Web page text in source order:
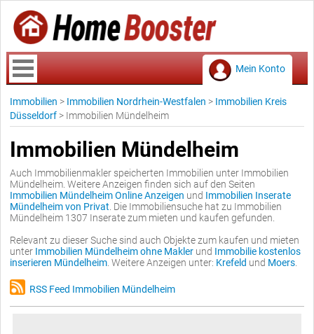
Mein Konto
Immobilien > Immobilien Nordrhein-Westfalen > Immobilien Kreis
Düsseldorf > Immobilien Mündelheim
Immobilien Mündelheim
Auch Immobilienmakler speicherten Immobilien unter Immobilien
Mündelheim. Weitere Anzeigen finden sich auf den Seiten
Immobilien Mündelheim Online Anzeigen und Immobilien Inserate
Mündelheim von Privat . Die Immobiliensuche hat zu Immobilien
Mündelheim 1307 Inserate zum mieten und kaufen gefunden.
Relevant zu dieser Suche sind auch Objekte zum kaufen und mieten
unter Immobilien Mündelheim ohne Makler und Immobilie kostenlos
inserieren Mündelheim . Weitere Anzeigen unter: Krefeld und Moers
RSS Feed Immobilien Mündelheim